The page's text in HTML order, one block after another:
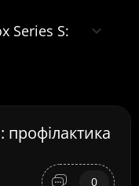
Series S:
профілактика
0